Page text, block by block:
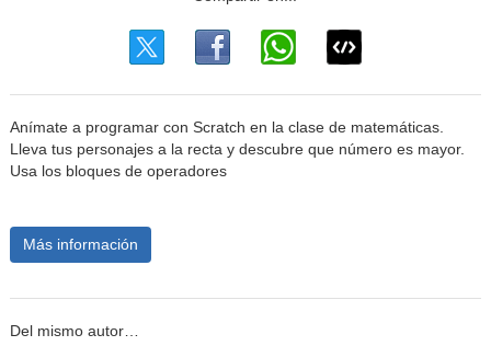
Anímate a programar con Scratch en la clase de matemáticas.
Lleva tus personajes a la recta y descubre que número es mayor.
Usa los bloques de operadores
Más información
Del mismo autor…